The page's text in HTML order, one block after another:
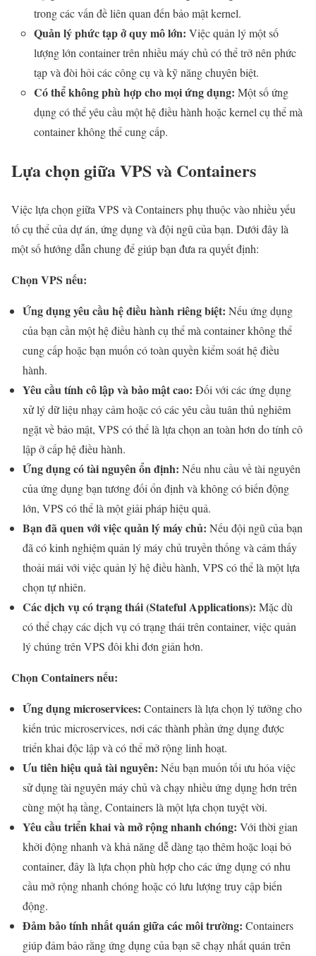
trong các vấn đề liên quan đến bảo mật kernel.
Quản lý phức tạp ở quy mô lớn: Việc quản lý một số
lượng lớn container trên nhiều máy chủ có thể trở nên phức
tạp và đòi hỏi các công cụ và kỹ năng chuyên biệt.
Có thể không phù hợp cho mọi ứng dụng: Một số ứng
dụng có thể yêu cầu một hệ điều hành hoặc kernel cụ thể mà
container không thể cung cấp.
Lựa chọn giữa VPS và Containers
Việc lựa chọn giữa VPS và Containers phụ thuộc vào nhiều yếu
tố cụ thể của dự án, ứng dụng và đội ngũ của bạn. Dưới đây là
một số hướng dẫn chung để giúp bạn đưa ra quyết định:
Chọn VPS nếu:
Ứng dụng yêu cầu hệ điều hành riêng biệt: Nếu ứng dụng
của bạn cần một hệ điều hành cụ thể mà container không thể
cung cấp hoặc bạn muốn có toàn quyền kiểm soát hệ điều
hành.
Yêu cầu tính cô lập và bảo mật cao: Đối với các ứng dụng
xử lý dữ liệu nhạy cảm hoặc có các yêu cầu tuân thủ nghiêm
ngặt về bảo mật, VPS có thể là lựa chọn an toàn hơn do tính cô
lập ở cấp hệ điều hành.
Ứng dụng có tài nguyên ổn định: Nếu nhu cầu về tài nguyên
của ứng dụng bạn tương đối ổn định và không có biến động
lớn, VPS có thể là một giải pháp hiệu quả.
Bạn đã quen với việc quản lý máy chủ: Nếu đội ngũ của bạn
đã có kinh nghiệm quản lý máy chủ truyền thống và cảm thấy
thoải mái với việc quản lý hệ điều hành, VPS có thể là một lựa
chọn tự nhiên.
Các dịch vụ có trạng thái (Stateful Applications): Mặc dù
có thể chạy các dịch vụ có trạng thái trên container, việc quản
lý chúng trên VPS đôi khi đơn giản hơn.
Chọn Containers nếu:
Ứng dụng microservices: Containers là lựa chọn lý tưởng cho
kiến trúc microservices, nơi các thành phần ứng dụng được
triển khai độc lập và có thể mở rộng linh hoạt.
Ưu tiên hiệu quả tài nguyên: Nếu bạn muốn tối ưu hóa việc
sử dụng tài nguyên máy chủ và chạy nhiều ứng dụng hơn trên
cùng một hạ tầng, Containers là một lựa chọn tuyệt vời.
Yêu cầu triển khai và mở rộng nhanh chóng: Với thời gian
khởi động nhanh và khả năng dễ dàng tạo thêm hoặc loại bỏ
container, đây là lựa chọn phù hợp cho các ứng dụng có nhu
cầu mở rộng nhanh chóng hoặc có lưu lượng truy cập biến
động.
Đảm bảo tính nhất quán giữa các môi trường: Containers
giúp đảm bảo rằng ứng dụng của bạn sẽ chạy nhất quán trên